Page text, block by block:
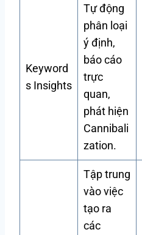
Keyword
s Insights
Tự động
phân loại
ý định,
báo cáo
trực
quan,
phát hiện
Cannibali
zation.
Tập trung
vào việc
tạo ra
các